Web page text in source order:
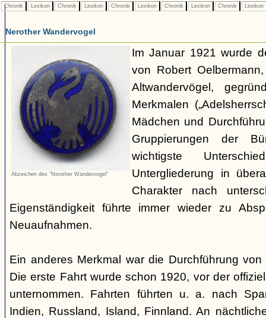
Chronik Lexikon Chronik Lexikon Chronik Lexikon Chronik Lexikon Chronik Lexikon
Nerother Wandervogel
Abzeichen des "Nerother Wandervogel"
Im Januar 1921 wurde
von Robert
Altwandervögel,
Merkmalen
Mädchen und
Gruppierungen der
wichtigste
Untergliederung in
Charakter nach
Eigenständigkeit führte immer wieder zu
Neuaufnahmen.
Ein anderes Merkmal war die Durchführung
Die erste Fahrt wurde schon 1920, vor der
unternommen. Fahrten führten u. a. nach
Indien, Russland, Island, Finnland. An